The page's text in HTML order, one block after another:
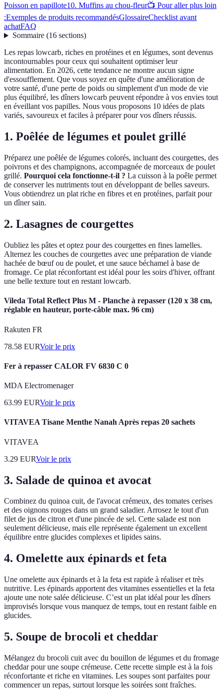
Poisson en papillote10. Muffins au chou-fleur📺 Pour aller plus loin
:Exemples de produits recommandésGlossaireChecklist avant
achatFAQ
Sommaire(16 sections)
Les repas lowcarb, riches en protéines et en légumes, sont devenus
incontournables pour ceux qui souhaitent optimiser leur
alimentation. En 2026, cette tendance ne montre aucun signe
d'essoufflement. Que vous soyez en quête d'une amélioration de
votre santé, d'une perte de poids ou simplement d'un mode de vie
plus équilibré, les dîners lowcarb peuvent répondre à vos envies tout
en éveillant vos papilles. Nous vous proposons 10 idées de plats
variés, savoureux et faciles à préparer pour vos dîners réussis.
1. Poêlée de légumes et poulet grillé
Préparez une poêlée de légumes colorés, incluant des courgettes, des
poivrons et des champignons, accompagnée de morceaux de poulet
grillé. Pourquoi cela fonctionne-t-il ? La cuisson à la poêle permet
de conserver les nutriments tout en développant de belles saveurs.
Vous obtiendrez un plat riche en fibres et en protéines, parfait pour
un dîner sain.
2. Lasagnes de courgettes
Oubliez les pâtes et optez pour des courgettes en fines lamelles.
Alternez les couches de courgettes avec une préparation de viande
hachée de bœuf ou de poulet, et une sauce béchamel à base de
fromage. Ce plat réconfortant est idéal pour les soirs d'hiver, offrant
une belle texture tout en restant lowcarb.
Vileda Total Reflect Plus M - Planche à repasser (120 x 38 cm,
réglable en hauteur, porte-câble max. 96 cm)
Rakuten FR
78.58 EURVoir le prix
Fer à repasser CALOR FV 6830 C 0
MDA Electromenager
63.99 EURVoir le prix
VITAVEA Tisane Menthe Nanah Après repas 20 sachets
VITAVEA
3.29 EURVoir le prix
3. Salade de quinoa et avocat
Combinez du quinoa cuit, de l'avocat crémeux, des tomates cerises
et des oignons rouges dans un grand saladier. Arrosez le tout d'un
filet de jus de citron et d'une pincée de sel. Cette salade est non
seulement délicieuse, mais elle représente également un excellent
équilibre entre glucides complexes et lipides sains.
4. Omelette aux épinards et feta
Une omelette aux épinards et à la feta est rapide à réaliser et très
nutritive. Les épinards apportent des vitamines essentielles et la feta
ajoute une note salée délicieuse. C’est un plat idéal pour les dîners
improvisés lorsque vous manquez de temps, tout en restant faible en
glucides.
5. Soupe de brocoli et cheddar
Mélangez du brocoli cuit avec du bouillon de légumes et du fromage
cheddar pour une soupe crémeuse. Cette recette simple est à la fois
réconfortante et riche en vitamines. Les soupes sont parfaites pour
commencer un repas, surtout lorsque les soirées sont fraîches.